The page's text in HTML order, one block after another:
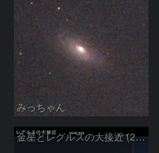
みっちゃん
金星とレグルスの大接近 (2026/07/09)